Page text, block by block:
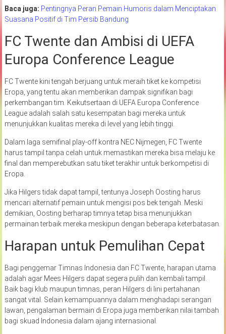
Baca juga: Pentingnya Peran Pemain Humoris dalam Menciptakan
Suasana Positif di Tim Persib Bandung
FC Twente dan Ambisi di UEFA
Europa Conference League
FC Twente kini tengah berjuang untuk meraih tiket ke kompetisi
Eropa, yang tentu akan memberikan dampak signifikan bagi
perkembangan tim. Keikutsertaan di UEFA Europa Conference
League adalah salah satu kesempatan bagi mereka untuk
menunjukkan kualitas mereka di level yang lebih tinggi.
Dalam laga semifinal play-off kontra NEC Nijmegen, FC Twente
harus tampil tanpa celah untuk memastikan mereka bisa melaju ke
final dan memperebutkan satu tiket terakhir untuk berkompetisi di
Eropa.
Jika Hilgers tidak dapat tampil, tentunya Joseph Oosting harus
mencari alternatif pemain untuk mengisi pos bek tengah. Meski
demikian, Oosting berharap timnya tetap bisa menunjukkan
permainan terbaik mereka meskipun dengan beberapa keterbatasan.
Harapan untuk Pemulihan Cepat
Bagi penggemar Timnas Indonesia dan FC Twente, harapan utama
adalah agar Mees Hilgers dapat segera pulih dan kembali tampil.
Baik bagi klub maupun timnas, peran Hilgers di lini pertahanan
sangat vital. Selain kemampuannya dalam menghadapi serangan
lawan, pengalaman bermain di Eropa juga memberikan nilai tambah
bagi skuad Indonesia dalam ajang internasional.